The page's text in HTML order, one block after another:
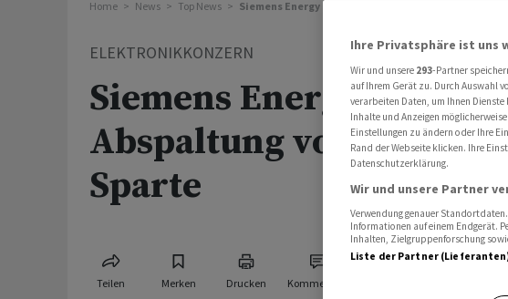
Home News Top News Siemens Energy prüft Abspaltung von grosser Sparte
ELEKTRONIKKONZERN
Siemens Energy prüft
Abspaltung von grosser
Sparte
Teilen Merken Drucken Kommentare
Ihre Privatsphäre ist uns
Wir und unsere 293-Partner
auf Ihrem Gerät zu. Durch Auswahl
verarbeiten Daten, um Ihnen
Inhalte und Anzeigen
Einstellungen zu ändern oder Ihre
Rand der Webseite klicken. Ihre
Datenschutzerklärung.
Wir und unsere Partner
Verwendung genauer
Informationen auf einem Endgerät.
Inhalten, Zielgruppenforschung
Liste der Partner